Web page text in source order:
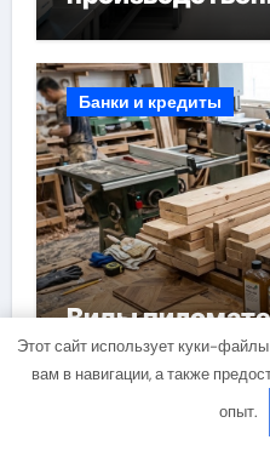
лабораторий
Банки и кредиты
Виды
паркета,
паркетных
Этот сайт использует куки-
вам в навигации, а также
опыт.